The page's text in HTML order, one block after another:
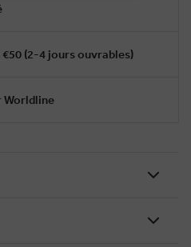
(2-4 jours ouvrables)
Worldline